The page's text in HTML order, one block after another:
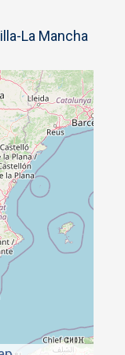
La Mancha